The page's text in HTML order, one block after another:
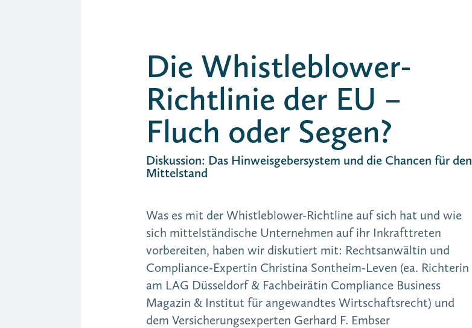
Die Whistleblower-
Richtlinie der EU –
Fluch oder Segen?
Diskussion: Das Hinweisgebersystem und die Chancen für den
Mittelstand
Was es mit der Whistleblower-Richtline auf sich hat und wie
sich mittelständische Unternehmen auf ihr Inkrafttreten
vorbereiten, haben wir diskutiert mit: Rechtsanwältin und
Compliance-Expertin Christina Sontheim-Leven (ea. Richterin
am LAG Düsseldorf & Fachbeirätin Compliance Business
Magazin & Institut für angewandtes Wirtschaftsrecht) und
dem Versicherungsexperten Gerhard F. Embser